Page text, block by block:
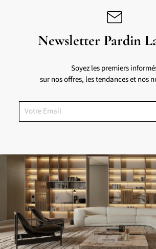
Newsletter Pardin
Soyez les premiers
sur nos offres, les tendances et nos